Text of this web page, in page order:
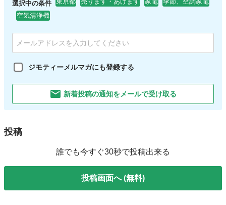
選択中の条件
空気清浄機
ジモティーメルマガにも登録する
新着投稿の通知をメールで受け取る
投稿
誰でも今すぐ30秒で投稿出来る
投稿画面へ (無料)